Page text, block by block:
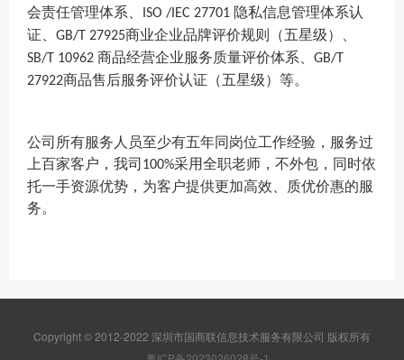
会责任管理体系、
ISO /IEC 27701 隐私信息管理体系认
证、 GB/T 27925商业企业品牌评价规则（五星级）、
SB/T 10962 商品经营企业服务质量评价体系、 GB/T
27922商品售后服务评价认证（五星级）等。
公司所有服务人员至少有五年同岗位工作经验，服务过
上百家客户，我司 100%采用全职老师，不外包，同时依
托一手资源优势，为客户提供更加高效、质优价惠的服
务。
Copyright © 2012-2022 深圳市国商联信息技术服务有限公司 版权所有